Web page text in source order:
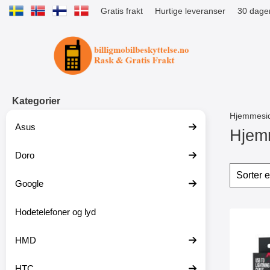
Gratis frakt Hurtige leveranser 30
Startsiden for Tibro Billiga
Kategorier
Asus
Doro
Google
Hodetelefoner og lyd
HMD
å
ip